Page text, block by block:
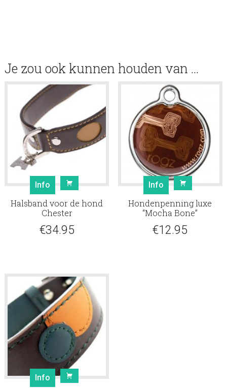
Je zou ook kunnen houden van …
Info
Halsband voor de hond
Chester
€34.95
Info
Hondenpenning luxe
“Mocha Bone”
€12.95
Info